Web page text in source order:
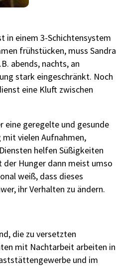
in einem 3-Schichtensystem
frühstücken, muss Sandra
abends, nachts, an
stark eingeschränkt. Noch
eine Kluft zwischen
eine geregelte und gesunde
mit vielen Aufnahmen,
helfen Süßigkeiten
der Hunger dann meist umso
weiß, dass dieses
ihr Verhalten zu ändern.
die zu versetzten
mit Nachtarbeit arbeiten in
und im